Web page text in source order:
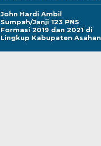
John Hardi Ambil
Sumpah/Janji 123 PNS
Formasi 2019 dan 2021 di
Lingkup Kabupaten Asahan